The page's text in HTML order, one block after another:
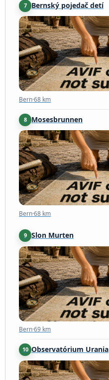
7 Bernský pojedač detí
Bern·68 km
Bern·68 km
8 Mosesbrunnen
Bern·68 km
Bern·68 km
9 Slon Murten
Bern·69 km
Bern·69 km
10 Observatórium Urania
Zürich·74 km